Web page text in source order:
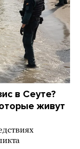
в Сеуте?
живут